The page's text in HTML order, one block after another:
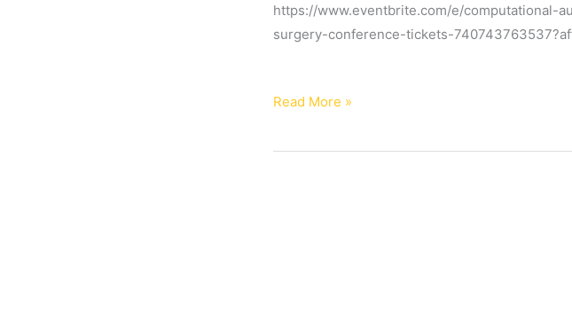
https://www.eventbrite.com/e/computational-
surgery-conference-tickets-
Conférence
&
Read More »